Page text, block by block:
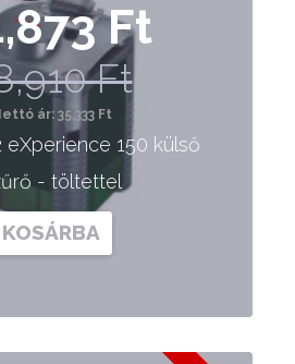
Ft
Ft
ár: 35,333 Ft
eXperience 150 külső
- töltettel
KOSÁRBA